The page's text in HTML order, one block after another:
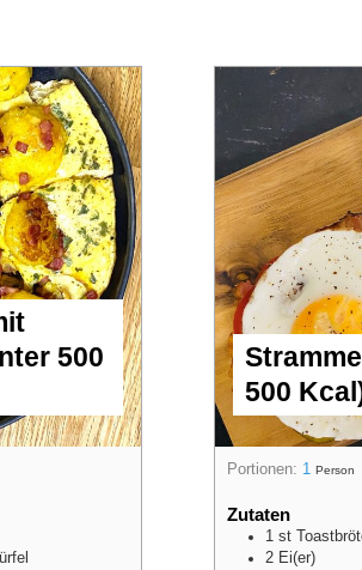
500
500
Portionen: 1 Person
Zutaten
1 st
2 Ei(er)